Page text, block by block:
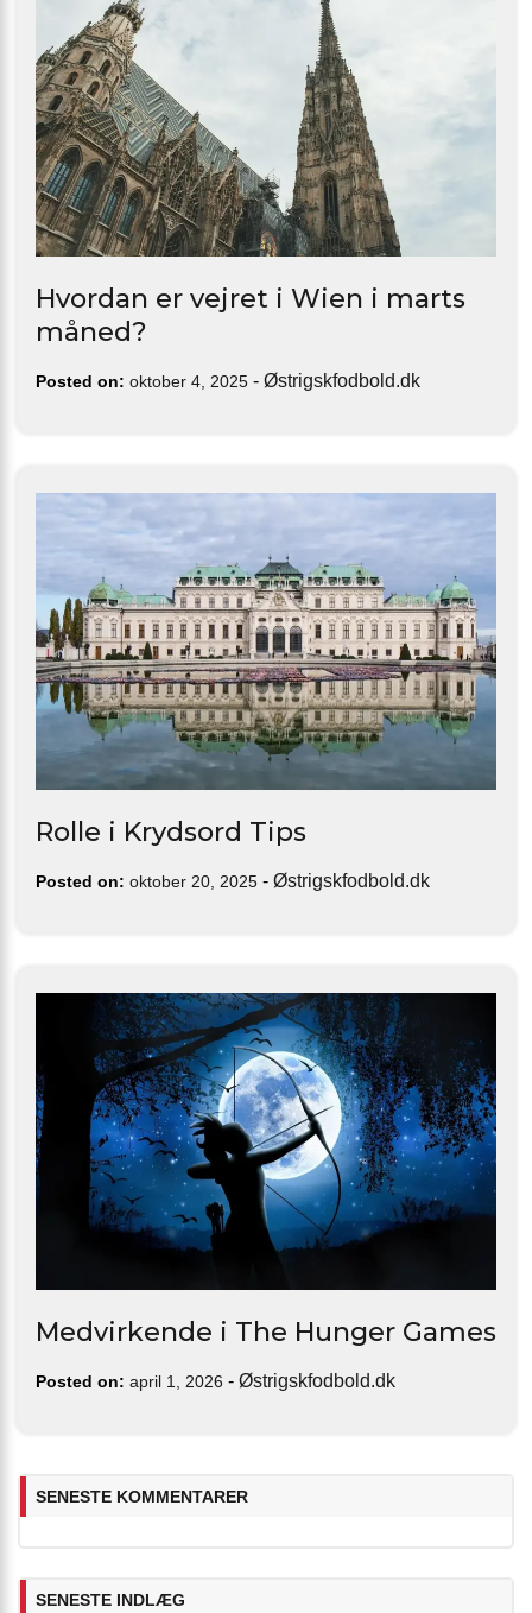
Hvordan er vejret i Wien i marts
måned?
Posted on: oktober 4, 2025 - Østrigskfodbold.dk
Rolle i Krydsord Tips
Posted on: oktober 20, 2025 - Østrigskfodbold.dk
Medvirkende i The Hunger Games
Posted on: april 1, 2026 - Østrigskfodbold.dk
SENESTE KOMMENTARER
SENESTE INDLÆG